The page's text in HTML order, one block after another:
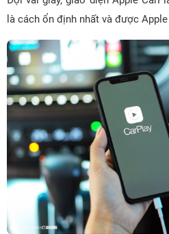
là cách ổn định nhất và được